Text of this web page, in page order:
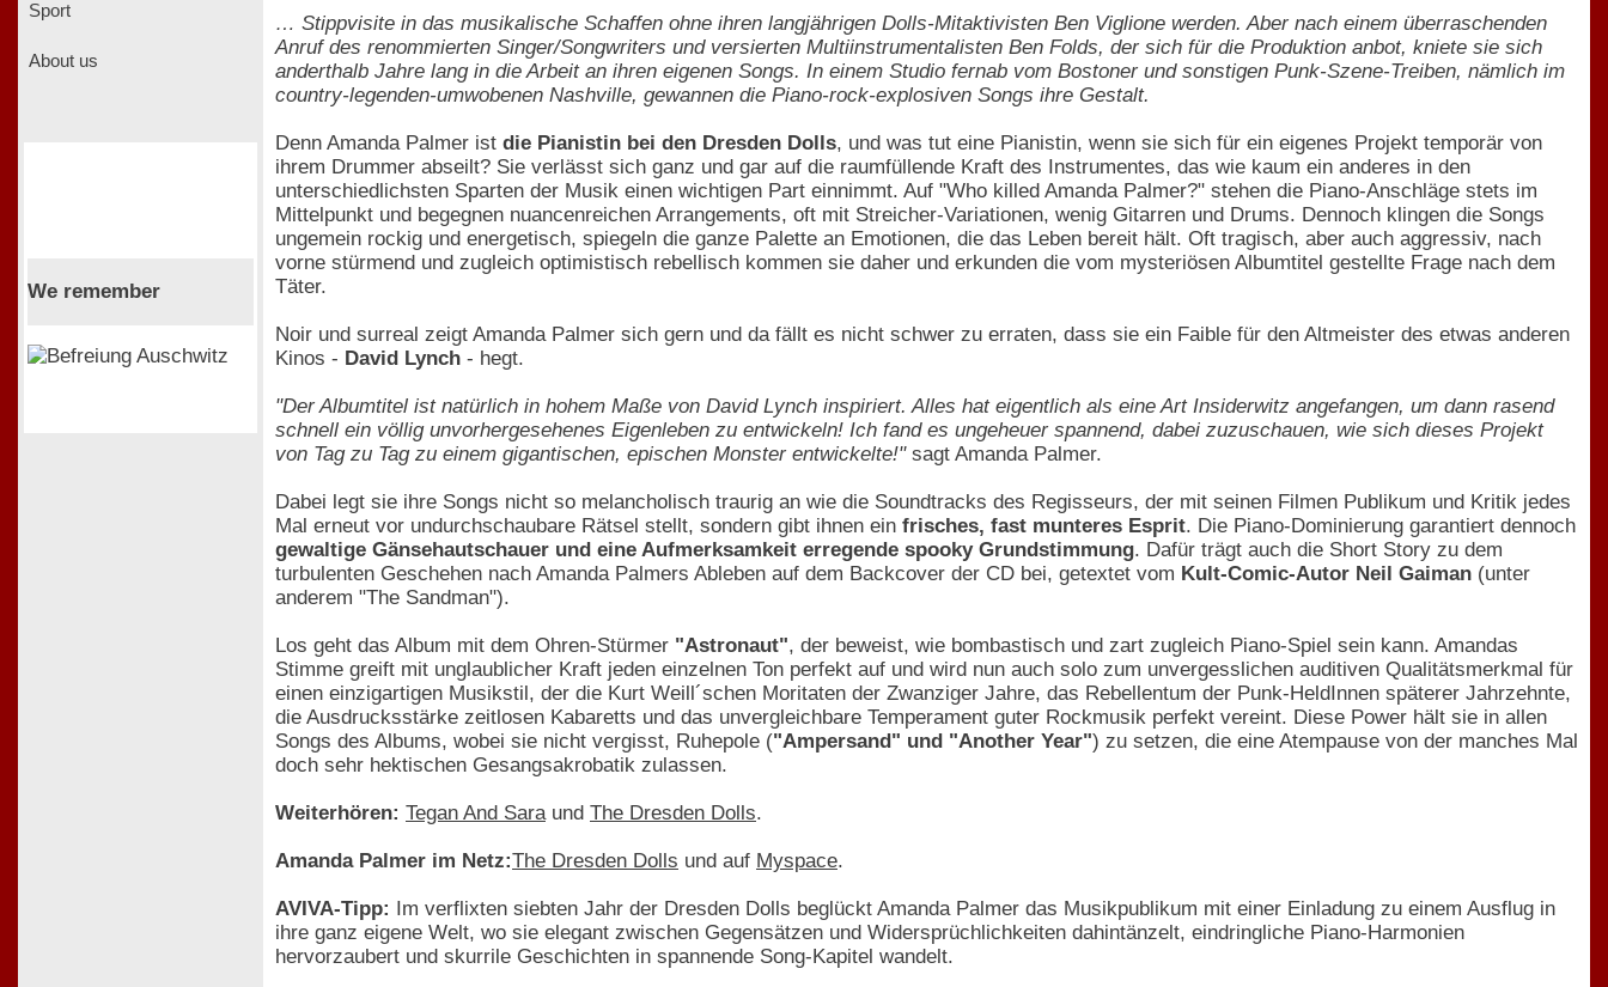
Sport
About us
We remember
… Stippvisite in das musikalische Schaffen ohne ihren langjährigen Dolls-Mitaktivisten Ben Viglione werden. Aber nach einem überraschenden
Anruf des renommierten Singer/Songwriters und versierten Multiinstrumentalisten Ben Folds, der sich für die Produktion anbot, kniete sie sich
anderthalb Jahre lang in die Arbeit an ihren eigenen Songs. In einem Studio fernab vom Bostoner und sonstigen Punk-Szene-Treiben, nämlich im
country-legenden-umwobenen Nashville, gewannen die Piano-rock-explosiven Songs ihre Gestalt.
Denn Amanda Palmer ist die Pianistin bei den Dresden Dolls, und was tut eine Pianistin, wenn sie sich für ein eigenes Projekt temporär von
ihrem Drummer abseilt? Sie verlässt sich ganz und gar auf die raumfüllende Kraft des Instrumentes, das wie kaum ein anderes in den
unterschiedlichsten Sparten der Musik einen wichtigen Part einnimmt. Auf "Who killed Amanda Palmer?" stehen die Piano-Anschläge stets im
Mittelpunkt und begegnen nuancenreichen Arrangements, oft mit Streicher-Variationen, wenig Gitarren und Drums. Dennoch klingen die Songs
ungemein rockig und energetisch, spiegeln die ganze Palette an Emotionen, die das Leben bereit hält. Oft tragisch, aber auch aggressiv, nach
vorne stürmend und zugleich optimistisch rebellisch kommen sie daher und erkunden die vom mysteriösen Albumtitel gestellte Frage nach dem
Täter.
Noir und surreal zeigt Amanda Palmer sich gern und da fällt es nicht schwer zu erraten, dass sie ein Faible für den Altmeister des etwas anderen
Kinos - David Lynch - hegt.
"Der Albumtitel ist natürlich in hohem Maße von David Lynch inspiriert. Alles hat eigentlich als eine Art Insiderwitz angefangen, um dann rasend
schnell ein völlig unvorhergesehenes Eigenleben zu entwickeln! Ich fand es ungeheuer spannend, dabei zuzuschauen, wie sich dieses Projekt
von Tag zu Tag zu einem gigantischen, epischen Monster entwickelte!"sagt Amanda Palmer.
Dabei legt sie ihre Songs nicht so melancholisch traurig an wie die Soundtracks des Regisseurs, der mit seinen Filmen Publikum und Kritik jedes
Mal erneut vor undurchschaubare Rätsel stellt, sondern gibt ihnen ein frisches, fast munteres Esprit. Die Piano-Dominierung garantiert dennoch
gewaltige Gänsehautschauer und eine Aufmerksamkeit erregende spooky Grundstimmung. Dafür trägt auch die Short Story zu dem
turbulenten Geschehen nach Amanda Palmers Ableben auf dem Backcover der CD bei, getextet vom Kult-Comic-Autor Neil Gaiman (unter
anderem "The Sandman").
Los geht das Album mit dem Ohren-Stürmer "Astronaut", der beweist, wie bombastisch und zart zugleich Piano-Spiel sein kann. Amandas
Stimme greift mit unglaublicher Kraft jeden einzelnen Ton perfekt auf und wird nun auch solo zum unvergesslichen auditiven Qualitätsmerkmal für
einen einzigartigen Musikstil, der die Kurt Weill´schen Moritaten der Zwanziger Jahre, das Rebellentum der Punk-HeldInnen späterer Jahrzehnte,
die Ausdrucksstärke zeitlosen Kabaretts und das unvergleichbare Temperament guter Rockmusik perfekt vereint. Diese Power hält sie in allen
Songs des Albums, wobei sie nicht vergisst, Ruhepole ("Ampersand" und "Another Year") zu setzen, die eine Atempause von der manches Mal
doch sehr hektischen Gesangsakrobatik zulassen.
Weiterhören: Tegan And Saraund The Dresden Dolls.
Amanda Palmer im Netz:The Dresden Dolls und auf Myspace.
AVIVA-Tipp: Im verflixten siebten Jahr der Dresden Dolls beglückt Amanda Palmer das Musikpublikum mit einer Einladung zu einem Ausflug in
ihre ganz eigene Welt, wo sie elegant zwischen Gegensätzen und Widersprüchlichkeiten dahintänzelt, eindringliche Piano-Harmonien
hervorzaubert und skurrile Geschichten in spannende Song-Kapitel wandelt.